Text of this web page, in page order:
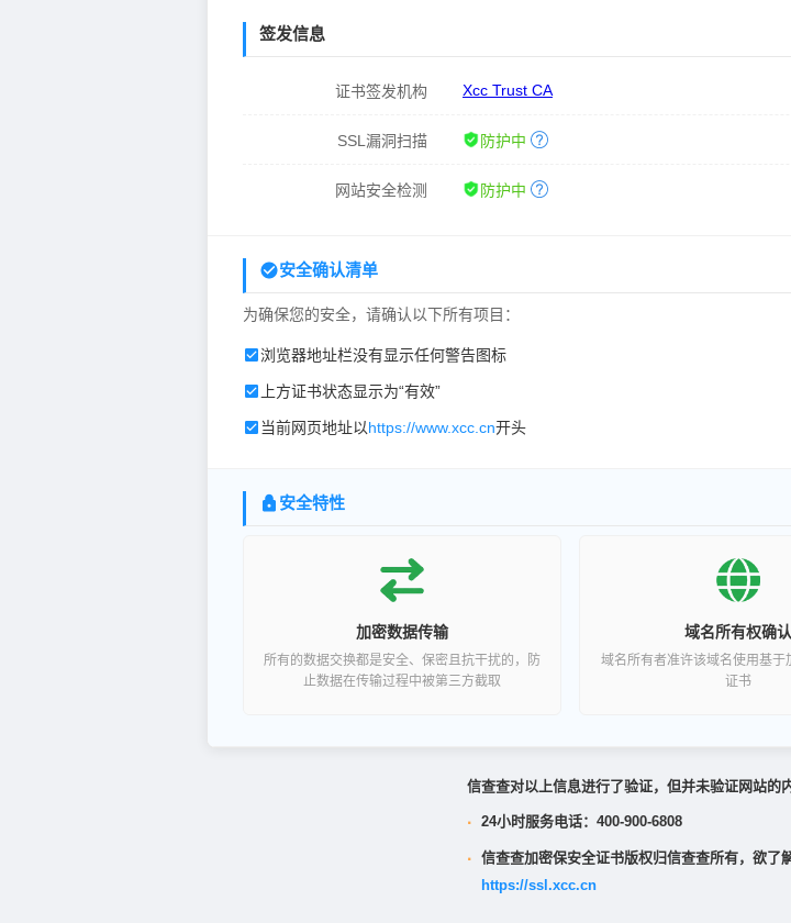
签发信息
证书签发机构 Xcc Trust CA
SSL漏洞扫描 防护中
网站安全检测 防护中
安全确认清单
为确保您的安全，请确认以下所有项目：
浏览器地址栏没有显示任何警告图标
上方证书状态显示为“有效”
当前网页地址以https://www.xcc.cn开头
安全特性
加密数据传输
所有的数据交换都是安全、保密且抗干扰的，防
止数据在传输过程中被第三方截取
域名所有权确认
域名所有者准许该域名使用基于
证书
信查查对以上信息进行了验证，但并未验证网站的内
· 24小时服务电话：400-900-6808
· 信查查加密保安全证书版权归信查查所有，欲了
https://ssl.xcc.cn